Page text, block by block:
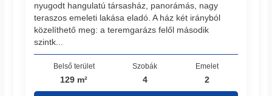
nyugodt hangulatú társasház, panorámás, nagy
teraszos emeleti lakása eladó. A ház két irányból
közelíthető meg: a teremgarázs felől második
szintk...
Belső terület
129 m²
Szobák
4
Emelet
2